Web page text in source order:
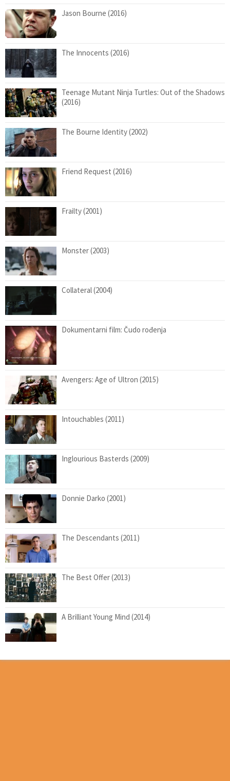
Jason Bourne (2016)
The Innocents (2016)
Teenage Mutant Ninja Turtles: Out of the Shadows
(2016)
The Bourne Identity (2002)
Friend Request (2016)
Frailty (2001)
Monster (2003)
Collateral (2004)
Dokumentarni film: Čudo rođenja
Avengers: Age of Ultron (2015)
Intouchables (2011)
Inglourious Basterds (2009)
Donnie Darko (2001)
The Descendants (2011)
The Best Offer (2013)
A Brilliant Young Mind (2014)